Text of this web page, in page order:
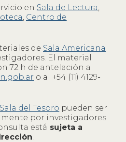
en Sala de Lectura
Centro de
de Sala Americana
El material
72 h de antelación a
o al +54 (11) 4129-
Sala del Tesoro pueden ser
por investigadores
está sujeta a